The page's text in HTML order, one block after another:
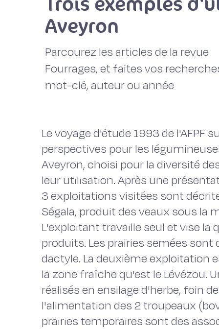
Aveyron
Parcourez les articles de la revue
Fourrages, et faites vos
mot-clé, auteur ou année
Le voyage d'étude 1993 de l'AFPF
perspectives pour les
Aveyron, choisi pour la diversité
leur utilisation. Après une
3 exploitations visitées sont
Ségala, produit des veaux sous la
L'exploitant travaille seul et vise la
produits. Les prairies semées
dactyle. La deuxième exploitation
la zone fraîche qu'est le Lévézou.
réalisés en ensilage d'herbe, foin
l'alimentation des 2 troupeaux
prairies temporaires sont des